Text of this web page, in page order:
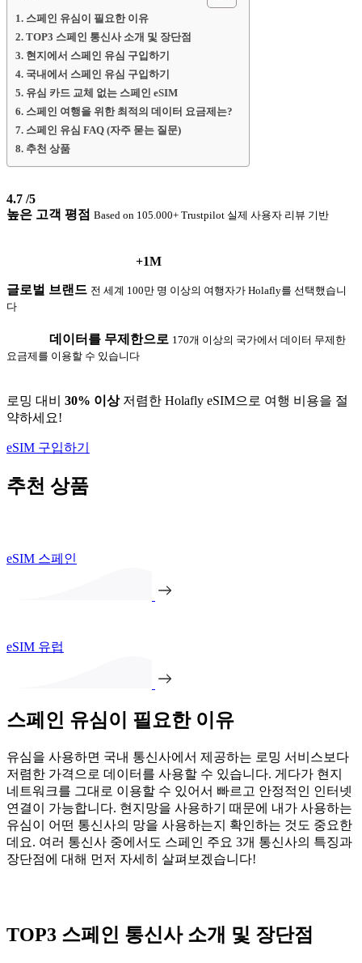
스페인 유심이 필요한 이유
TOP3 스페인 통신사 소개 및 장단점
현지에서 스페인 유심 구입하기
국내에서 스페인 유심 구입하기
유심 카드 교체 없는 스페인 eSIM
스페인 여행을 위한 최적의 데이터 요금제는?
스페인 유심 FAQ (자주 묻는 질문)
추천 상품
4.7 /5
높은 고객 평점 Based on 105.000+ Trustpilot 실제 사용자 리뷰 기반
+1M
글로벌 브랜드 전 세계 100만 명 이상의 여행자가 Holafly를 선택했습니
다
데이터를 무제한으로 170개 이상의 국가에서 데이터 무제한
요금제를 이용할 수 있습니다
로밍 대비 30% 이상저렴한 Holafly eSIM으로 여행 비용을 절
약하세요!
eSIM 구입하기
추천 상품
eSIM 스페인
eSIM 유럽
스페인 유심이 필요한 이유
유심을 사용하면 국내 통신사에서 제공하는 로밍 서비스보다
저렴한 가격으로 데이터를 사용할 수 있습니다. 게다가 현지
네트워크를 그대로 이용할 수 있어서 빠르고 안정적인 인터넷
연결이 가능합니다. 현지망을 사용하기 때문에 내가 사용하는
유심이 어떤 통신사의 망을 사용하는지 확인하는 것도 중요한
데요. 여러 통신사 중에서도 스페인 주요 3개 통신사의 특징과
장단점에 대해 먼저 자세히 살펴보겠습니다!
TOP3 스페인 통신사 소개 및 장단점